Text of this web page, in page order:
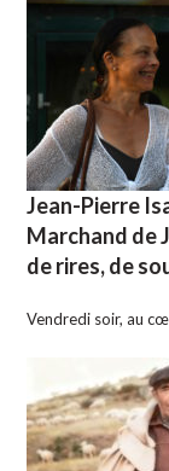
Jean-Pierre
Marchand de
de rires, de
Vendredi soir, au